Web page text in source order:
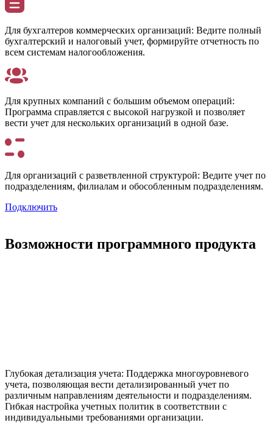
Для бухгалтеров коммерческих организаций: Ведите полный
бухгалтерский и налоговый учет, формируйте отчетность по
всем системам налогообложения.
Для крупных компаний с большим объемом операций:
Программа справляется с высокой нагрузкой и позволяет
вести учет для нескольких организаций в одной базе.
Для организаций с разветвленной структурой: Ведите учет по
подразделениям, филиалам и обособленным подразделениям.
Подключить
Возможности программного продукта
Глубокая детализация учета: Поддержка многоуровневого
учета, позволяющая вести детализированный учет по
различным направлениям деятельности и подразделениям.
Гибкая настройка учетных политик в соответствии с
индивидуальными требованиями организации.